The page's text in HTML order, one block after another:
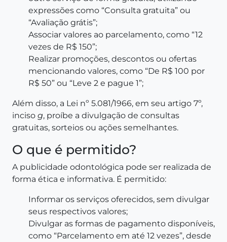
expressões como “Consulta gratuita” ou
“Avaliação grátis”;
Associar valores ao parcelamento, como “12
vezes de R$ 150”;
Realizar promoções, descontos ou ofertas
mencionando valores, como “De R$ 100 por
R$ 50” ou “Leve 2 e pague 1”;
Além disso, a Lei nº 5.081/1966, em seu artigo 7º,
inciso g, proíbe a divulgação de consultas
gratuitas, sorteios ou ações semelhantes.
O que é permitido?
A publicidade odontológica pode ser realizada de
forma ética e informativa. É permitido:
Informar os serviços oferecidos, sem divulgar
seus respectivos valores;
Divulgar as formas de pagamento disponíveis,
como “Parcelamento em até 12 vezes”, desde